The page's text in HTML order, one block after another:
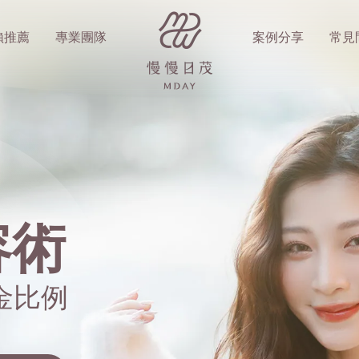
推薦 專業團隊 案例分享 常見
比例
模樣
比例